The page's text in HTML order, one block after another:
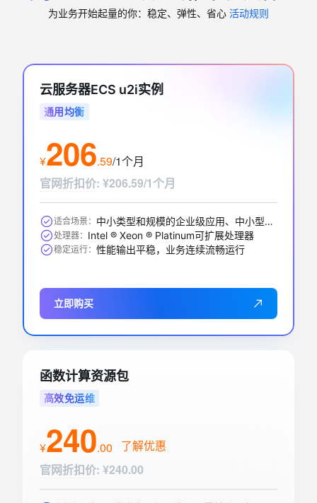
为业务开始起量的你：稳定、弹性、省心 活动规则
云服务器ECS u2i实例
通用均衡
¥206.59/1个月
官网折扣价: ¥206.59/1个月
适合场景： 中小类型和规模的企业级应用、中小型数据库系统、缓存、搜索集群
处理器： Intel ® Xeon ® Platinum可扩展处理器
稳定运行： 性能输出平稳，业务连续流畅运行
立即购买
函数计算资源包
高效免运维
¥240.00
了解优惠
官网折扣价: ¥240.00